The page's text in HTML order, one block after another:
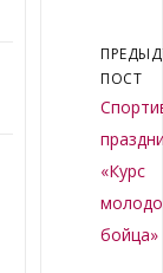
ПОСТ
«Курс
бойца»